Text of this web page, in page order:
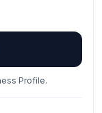
Profile.